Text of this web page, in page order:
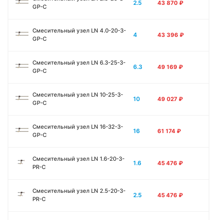
GP-C
2.5 43 870 ₽
Смесительный узел LN 4.0-20-3-
GP-C
4 43 396 ₽
Смесительный узел LN 6.3-25-3-
GP-C
6.3 49 169 ₽
Смесительный узел LN 10-25-3-
GP-C
10 49 027 ₽
Смесительный узел LN 16-32-3-
GP-C
16 61 174 ₽
Смесительный узел LN 1.6-20-3-
PR-C
1.6 45 476 ₽
Смесительный узел LN 2.5-20-3-
PR-C
2.5 45 476 ₽